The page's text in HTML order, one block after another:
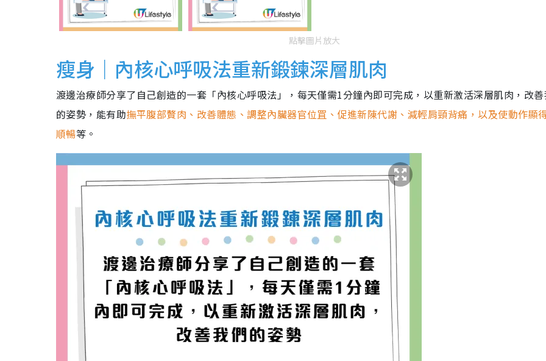
點擊圖片放大
瘦身｜內核心呼吸法重新鍛鍊深層肌肉
渡邊治療師分享了自己創造的一套「內核心呼吸法」，每天僅需1分鐘內即可完成，以重新激活深層肌肉，改
的姿勢，能有助撫平腹部贅肉、改善體態、調整內臟器官位罝、促進新陳代謝、減輕肩頸背痛，以及使動作顯
順暢等。